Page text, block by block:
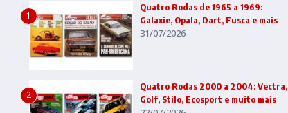
1
Quatro Rodas de 1965 a 1969:
Galaxie, Opala, Dart, Fusca e mais
31/07/2026
2
Quatro Rodas 2000 a 2004: Vectra,
Golf, Stilo, Ecosport e muito mais